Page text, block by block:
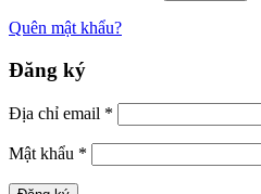
Quên mật khẩu?
Đăng ký
Địa chỉ email *
Mật khẩu *